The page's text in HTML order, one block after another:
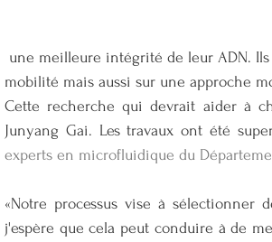
mobilité mais aussi sur une approche
Cette recherche qui devrait aider à
Junyang Gai. Les travaux ont été
experts en microfluidique du
«Notre processus vise à sélectionner
j'espère que cela peut conduire à de